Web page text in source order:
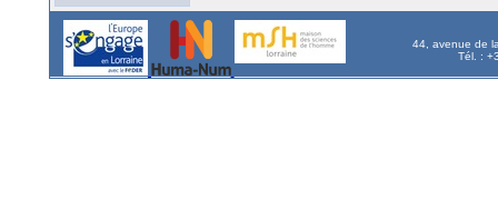
44, avenue de
Tél. :